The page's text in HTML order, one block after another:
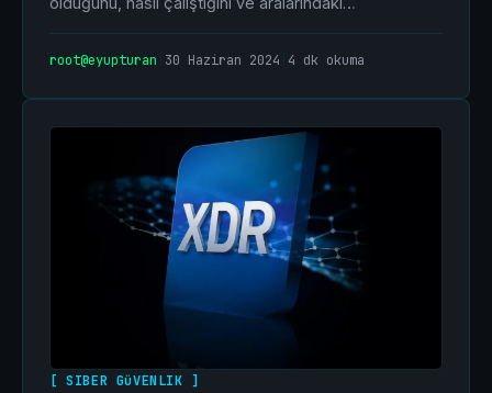
root@eyupturan 30 Haziran 2024 4 dk okuma
[ SIBER GüVENLIK ]